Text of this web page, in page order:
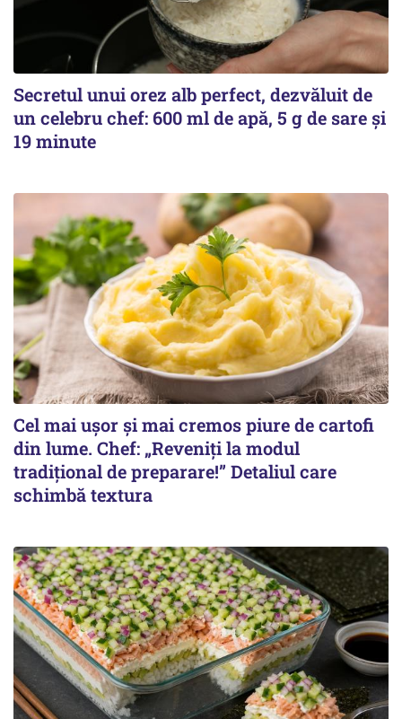
Secretul unui orez alb perfect, dezvăluit de
un celebru chef: 600 ml de apă, 5 g de sare și
19 minute
Cel mai ușor și mai cremos piure de cartofi
din lume. Chef: „Reveniți la modul
tradițional de preparare!” Detaliul care
schimbă textura